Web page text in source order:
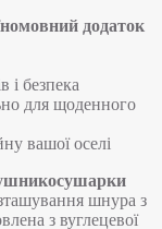
додаток
безпека
для щоденного
вашої оселі
шнура з
з вуглецевої